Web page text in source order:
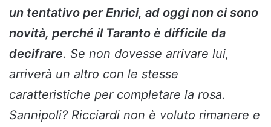
un tentativo perEnrici, ad ogginon ci sono
novità, perché il Taranto è difficile da
decifrare. Se non dovesse arrivare lui,
arriverà un altro con le stesse
caratteristiche per completare la rosa.
Sannipoli? Ricciardi non è voluto rimanere e